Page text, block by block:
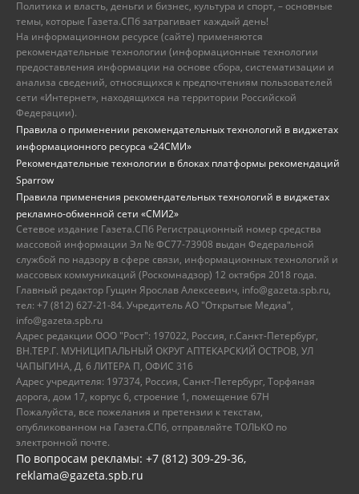
Политика и власть, деньги и бизнес, культура и спорт, – основные
темы, которые Газета.СПб затрагивает каждый день!
На информационном ресурсе (сайте) применяются
рекомендательные технологии (информационные технологии
предоставления информации на основе сбора, систематизации и
анализа сведений, относящихся к предпочтениям пользователей
сети «Интернет», находящихся на территории Российской
Федерации).
Правила о применении рекомендательных технологий в виджетах
информационного ресурса «24СМИ»
Рекомендательные технологии в блоках платформы рекомендаций
Sparrow
Правила применения рекомендательных технологий в виджетах
рекламно-обменной сети «СМИ2»
Сетевое издание Газета.СПб Регистрационный номер средства
массовой информации Эл № ФС77-73908 выдан Федеральной
службой по надзору в сфере связи, информационных технологий и
массовых коммуникаций (Роскомнадзор) 12 октября 2018 года.
Главный редактор Гущин Ярослав Алексеевич, info@gazeta.spb.ru,
тел: +7 (812) 627-21-84. Учредитель АО "Открытые Медиа",
info@gazeta.spb.ru
Адрес редакции ООО "Рост": 197022, Россия, г.Санкт-Петербург,
ВН.ТЕР.Г. МУНИЦИПАЛЬНЫЙ ОКРУГ АПТЕКАРСКИЙ ОСТРОВ, УЛ
ЧАПЫГИНА, Д. 6 ЛИТЕРА П, ОФИС 316
Адрес учредителя: 197374, Россия, Санкт-Петербург, Торфяная
дорога, дом 17, корпус 6, строение 1, помещение 67Н
Пожалуйста, все пожелания и претензии к текстам,
опубликованном на Газета.СПб, отправляйте ТОЛЬКО по
электронной почте.
По вопросам рекламы: +7 (812) 309-29-36,
reklama@gazeta.spb.ru